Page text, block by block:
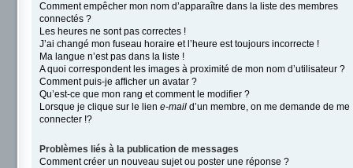
Comment empêcher mon nom d’apparaître dans la liste des membres
connectés ?
Les heures ne sont pas correctes !
J’ai changé mon fuseau horaire et l’heure est toujours incorrecte !
Ma langue n’est pas dans la liste !
A quoi correspondent les images à proximité de mon nom d’utilisateur ?
Comment puis-je afficher un avatar ?
Qu’est-ce que mon rang et comment le modifier ?
Lorsque je clique sur le lien e-mail d’un membre, on me demande de me
connecter !?
Problèmes liés à la publication de messages
Comment créer un nouveau sujet ou poster une réponse ?